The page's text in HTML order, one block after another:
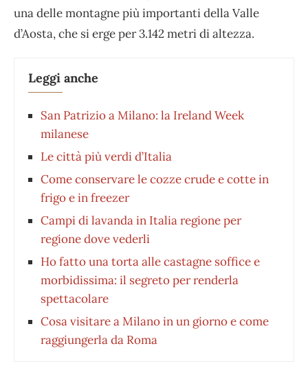
una delle montagne più importanti della Valle
d’Aosta, che si erge per 3.142 metri di altezza.
Leggi anche
San Patrizio a Milano: la Ireland Week
milanese
Le città più verdi d’Italia
Come conservare le cozze crude e cotte in
frigo e in freezer
Campi di lavanda in Italia regione per
regione dove vederli
Ho fatto una torta alle castagne soffice e
morbidissima: il segreto per renderla
spettacolare
Cosa visitare a Milano in un giorno e come
raggiungerla da Roma